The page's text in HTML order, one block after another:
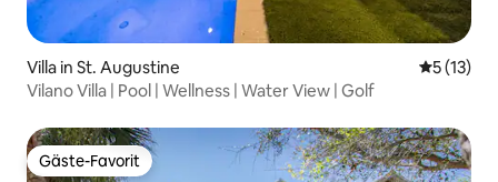
Villa in St. Augustine
5 (13)
Vilano Villa | Pool | Wellness | Water View | Golf
Gäste-Favorit
Gäste-Favorit